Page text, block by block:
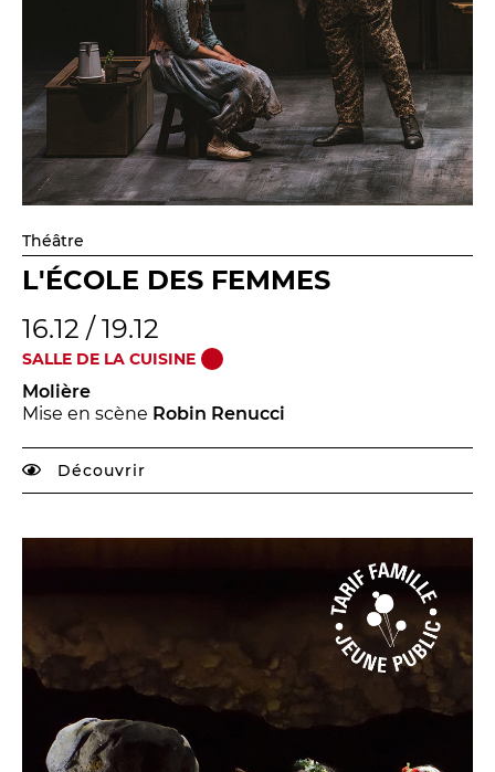
Théâtre
L'ÉCOLE DES FEMMES
16.12 / 19.12
SALLE DE LA CUISINE
Molière
Mise en scène Robin Renucci
Découvrir